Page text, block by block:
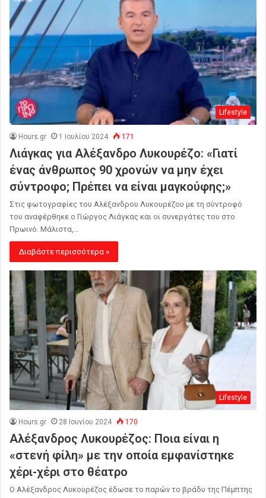
Lifestyle
Hours.gr 1 Ιουλίου 2024 171
Λιάγκας για Αλέξανδρο Λυκουρέζο: «Γιατί
ένας άνθρωπος 90 χρονών να μην έχει
σύντροφο; Πρέπει να είναι μαγκούφης;»
Στις φωτογραφίες του Αλέξανδρου Λυκουρέζου με τη σύντροφό
του αναφέρθηκε ο Γιώργος Λιάγκας και οι συνεργάτες του στο
Πρωινό. Μάλιστα,…
Διαβάστε περισσότερα »
Lifestyle
Hours.gr 28 Ιουνίου 2024 170
Αλέξανδρος Λυκουρέζος: Ποια είναι η
«στενή φίλη» με την οποία εμφανίστηκε
χέρι-χέρι στο θέατρο
Ο Αλέξανδρος Λυκουρέζος έδωσε το παρών το βράδυ της Πέμπτης